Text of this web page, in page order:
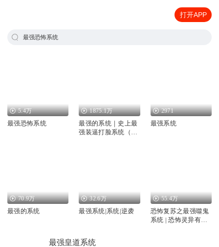
打开APP
最强恐怖系统
5.4万
最强恐怖系统
1875.1万
最强的系统｜史上最
强装逼打脸系统（林
2971
最强系统
70.9万
最强的系统
32.6万
最强系统|系统|逆袭
55.4万
恐怖复苏之最强噬鬼
系统 | 恐怖灵异有声
最强皇道系统